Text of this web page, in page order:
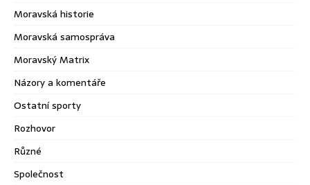
Moravská historie
Moravská samospráva
Moravský Matrix
Názory a komentáře
Ostatní sporty
Rozhovor
Různé
Společnost